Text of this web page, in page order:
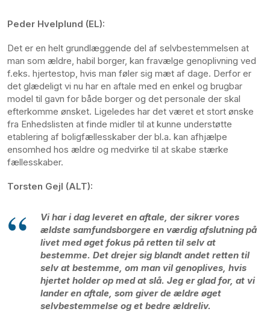
Peder Hvelplund (EL):
Det er en helt grundlæggende del af selvbestemmelsen at
man som ældre, habil borger, kan fravælge genoplivning ved
f.eks. hjertestop, hvis man føler sig mæt af dage. Derfor er
det glædeligt vi nu har en aftale med en enkel og brugbar
model til gavn for både borger og det personale der skal
efterkomme ønsket. Ligeledes har det været et stort ønske
fra Enhedslisten at finde midler til at kunne understøtte
etablering af boligfællesskaber der bl.a. kan afhjælpe
ensomhed hos ældre og medvirke til at skabe stærke
fællesskaber.
Torsten Gejl (ALT):
Vi har i dag leveret en aftale, der sikrer vores
ældste samfundsborgere en værdig afslutning på
livet med øget fokus på retten til selv at
bestemme. Det drejer sig blandt andet retten til
selv at bestemme, om man vil genoplives, hvis
hjertet holder op med at slå. Jeg er glad for, at vi
lander en aftale, som giver de ældre øget
selvbestemmelse og et bedre ældreliv.